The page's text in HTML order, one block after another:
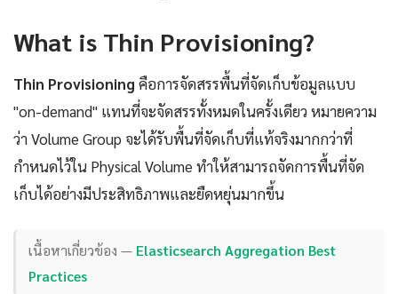
What is Thin Provisioning?
Thin Provisioning คือการจัดสรรพื้นที่จัดเก็บข้อมูลแบบ
"on-demand" แทนที่จะจัดสรรทั้งหมดในครั้งเดียว หมายความ
ว่า Volume Group จะได้รับพื้นที่จัดเก็บที่แท้จริงมากกว่าที่
กำหนดไว้ใน Physical Volume ทำให้สามารถจัดการพื้นที่จัด
เก็บได้อย่างมีประสิทธิภาพและยืดหยุ่นมากขึ้น
เนื้อหาเกี่ยวข้อง — Elasticsearch Aggregation Best
Practices